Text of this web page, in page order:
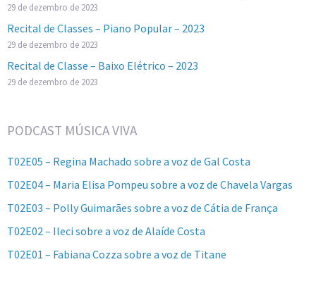
29 de dezembro de 2023
Recital de Classes – Piano Popular – 2023
29 de dezembro de 2023
Recital de Classe – Baixo Elétrico – 2023
29 de dezembro de 2023
PODCAST MÚSICA VIVA
T02E05 – Regina Machado sobre a voz de Gal Costa
T02E04 – Maria Elisa Pompeu sobre a voz de Chavela Vargas
T02E03 – Polly Guimarães sobre a voz de Cátia de França
T02E02 – Ileci sobre a voz de Alaíde Costa
T02E01 – Fabiana Cozza sobre a voz de Titane